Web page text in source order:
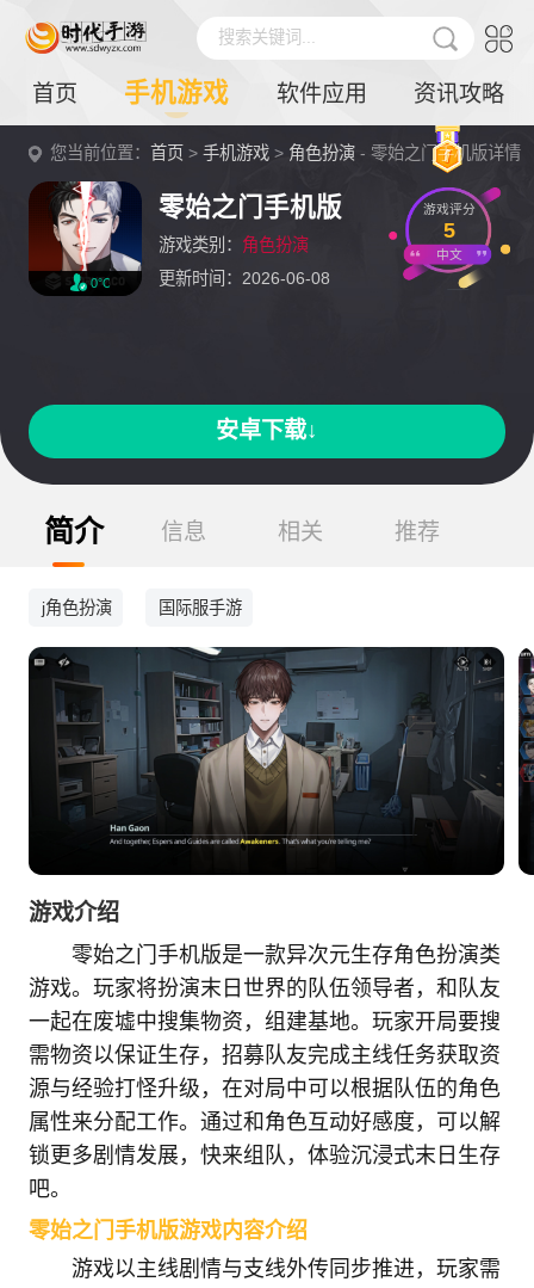
搜索关键词...
首页 手机游戏 软件应用 资讯攻略
您当前位置：首页 >手机游戏 > 角色扮演 - 零始之门手机版详情
0℃
零始之门手机版
游戏类别： 角色扮演
更新时间：2026-06-08
游戏评分
5
中文
安卓下载↓
简介 信息 相关 推荐
j角色扮演 国际服手游
游戏介绍
零始之门手机版是一款异次元生存角色扮演类
游戏。玩家将扮演末日世界的队伍领导者，和队友
一起在废墟中搜集物资，组建基地。玩家开局要搜
需物资以保证生存，招募队友完成主线任务获取资
源与经验打怪升级，在对局中可以根据队伍的角色
属性来分配工作。通过和角色互动好感度，可以解
锁更多剧情发展，快来组队，体验沉浸式末日生存
吧。
零始之门手机版游戏内容介绍
游戏以主线剧情与支线外传同步推进，玩家需